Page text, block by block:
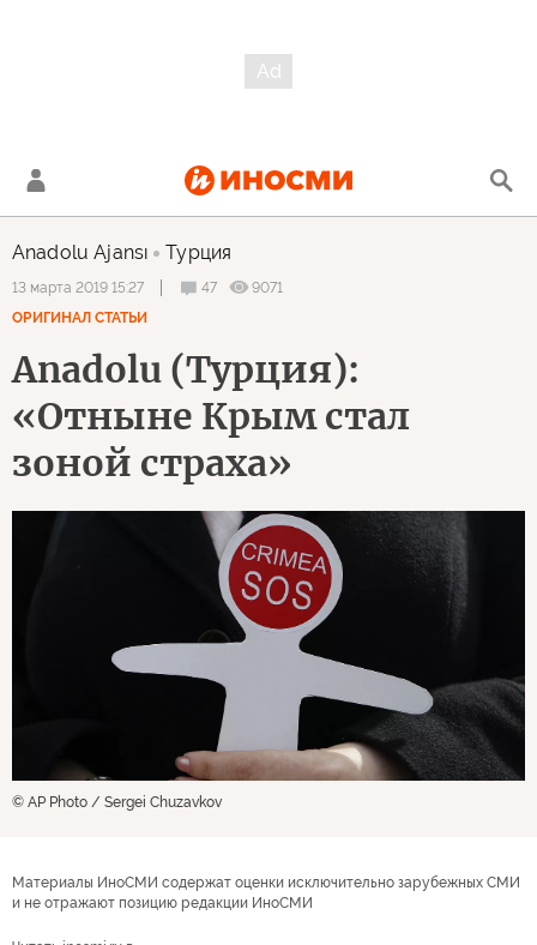
Anadolu Ajansı Турция
13 марта 2019 15:27 47
9071
ОРИГИНАЛ СТАТЬИ
Anadolu (Турция):
«Отныне Крым стал
зоной страха»
© AP Photo / Sergei Chuzavkov
Материалы ИноСМИ содержат оценки исключительно зарубежных СМИ
и не отражают позицию редакции ИноСМИ